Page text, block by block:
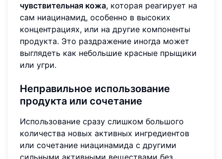
чувствительная кожа, которая реагирует на
сам ниацинамид, особенно в высоких
концентрациях, или на другие компоненты
продукта. Это раздражение иногда может
выглядеть как небольшие красные прыщики
или угри.
Неправильное использование
продукта или сочетание
Использование сразу слишком большого
количества новых активных ингредиентов
или сочетание ниацинамида с другими